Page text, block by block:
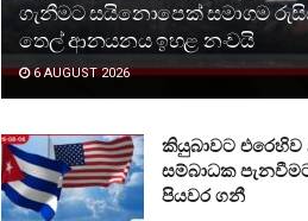
ගැනීමට සයිනොපෙක් සමාගම
තෙල් ආනයනය ඉහළ නංවයි
6 AUGUST 2026
කියුබාවට
සම්බාධක
පියවර ගනී